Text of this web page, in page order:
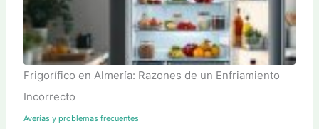
Frigorífico en Almería: Razones de un Enfriamiento
Incorrecto
Averías y problemas frecuentes